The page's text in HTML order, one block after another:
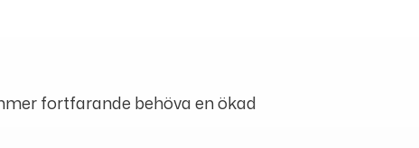
fortfarande behöva en ökad